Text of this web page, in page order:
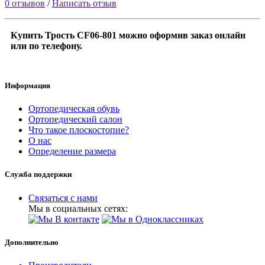
0 отзывов /Написать отзыв
Купить Трость CF06-801 можно оформив заказ онлайн
или по телефону.
Информация
Ортопедическая обувь
Ортопедический салон
Что такое плоскостопие?
О нас
Определение размера
Служба поддержки
Связаться с нами
Мы в социальных сетях:
Дополнительно